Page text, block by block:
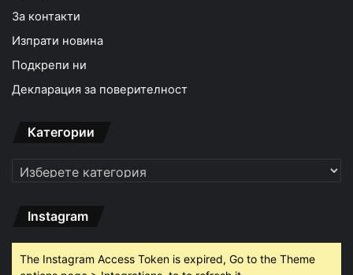
За контакти
Изпрати новина
Подкрепи ни
Декларация за поверителност
Категории
Категории
Instagram
The Instagram Access Token is expired, Go to the Theme